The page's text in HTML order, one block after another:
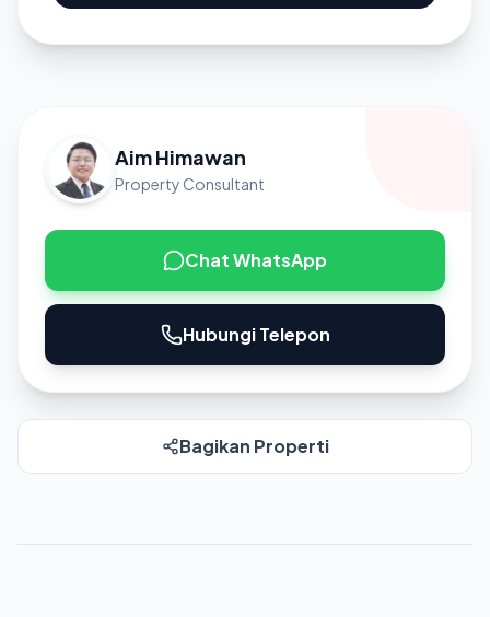
Aim Himawan
Property Consultant
Chat WhatsApp
Hubungi Telepon
Bagikan Properti